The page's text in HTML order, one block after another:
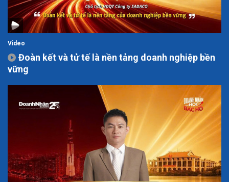
Video
Đoàn kết và tử tế là nền tảng doanh nghiệp bền
vững